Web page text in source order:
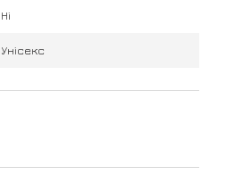
Ні
Унісекс